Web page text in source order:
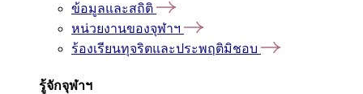
ข้อมูลและสถิติ
หน่วยงานของจุฬาฯ
ร้องเรียนทุจริตและประพฤติมิชอบ
รู้จักจุฬาฯ